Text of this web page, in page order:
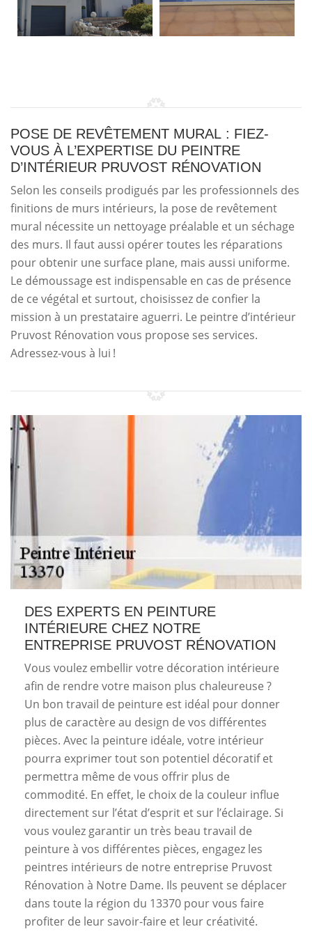
POSE DE REVÊTEMENT MURAL : FIEZ-
VOUS À L’EXPERTISE DU PEINTRE
D’INTÉRIEUR PRUVOST RÉNOVATION
Selon les conseils prodigués par les professionnels des
finitions de murs intérieurs, la pose de revêtement
mural nécessite un nettoyage préalable et un séchage
des murs. Il faut aussi opérer toutes les réparations
pour obtenir une surface plane, mais aussi uniforme.
Le démoussage est indispensable en cas de présence
de ce végétal et surtout, choisissez de confier la
mission à un prestataire aguerri. Le peintre d’intérieur
Pruvost Rénovation vous propose ses services.
Adressez-vous à lui !
DES EXPERTS EN PEINTURE
INTÉRIEURE CHEZ NOTRE
ENTREPRISE PRUVOST RÉNOVATION
Vous voulez embellir votre décoration intérieure
afin de rendre votre maison plus chaleureuse ?
Un bon travail de peinture est idéal pour donner
plus de caractère au design de vos différentes
pièces. Avec la peinture idéale, votre intérieur
pourra exprimer tout son potentiel décoratif et
permettra même de vous offrir plus de
commodité. En effet, le choix de la couleur influe
directement sur l’état d’esprit et sur l’éclairage. Si
vous voulez garantir un très beau travail de
peinture à vos différentes pièces, engagez les
peintres intérieurs de notre entreprise Pruvost
Rénovation à Notre Dame. Ils peuvent se déplacer
dans toute la région du 13370 pour vous faire
profiter de leur savoir-faire et leur créativité.